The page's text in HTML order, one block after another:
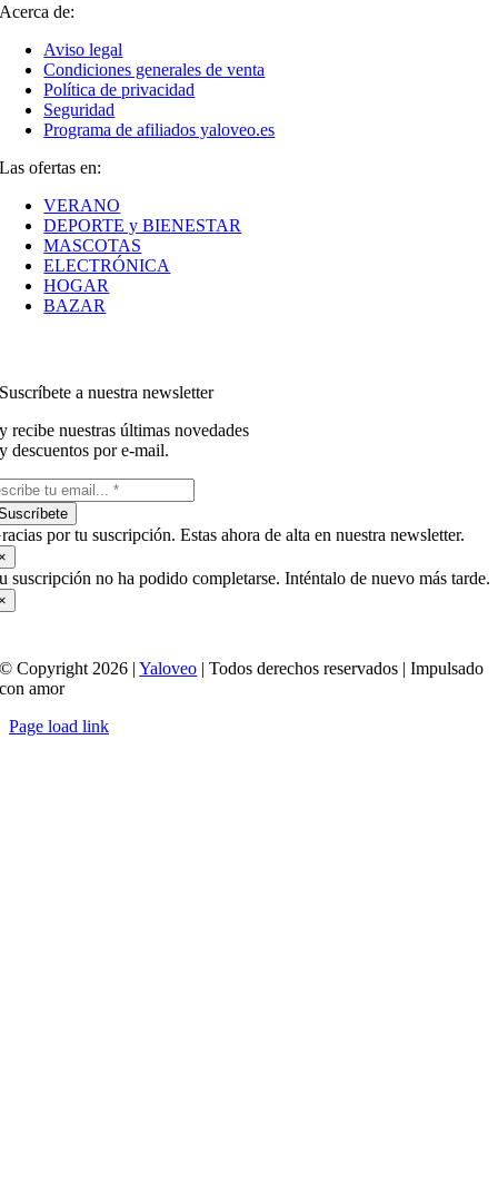
Acerca de:
Aviso legal
Condiciones generales de venta
Política de privacidad
Seguridad
Programa de afiliados yaloveo.es
Las ofertas en:
VERANO
DEPORTE y BIENESTAR
MASCOTAS
ELECTRÓNICA
HOGAR
BAZAR
Suscríbete a nuestra newsletter
y recibe nuestras últimas novedades
y descuentos por e-mail.
por tu suscripción. Estas ahora de alta en nuestra newsletter.
suscripción no ha podido completarse. Inténtalo de nuevo más tarde.
© Copyright 2026 |Yaloveo | Todos derechos reservados | Impulsado
con amor
Page load link